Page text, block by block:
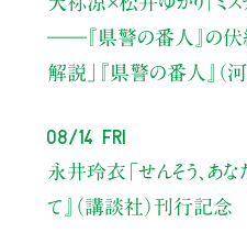
――『県警の番人』の伏
解説」
『県警の番人』
08/14 Fri
永井玲衣 「せんそう、あ
て』（講談社）刊行記念